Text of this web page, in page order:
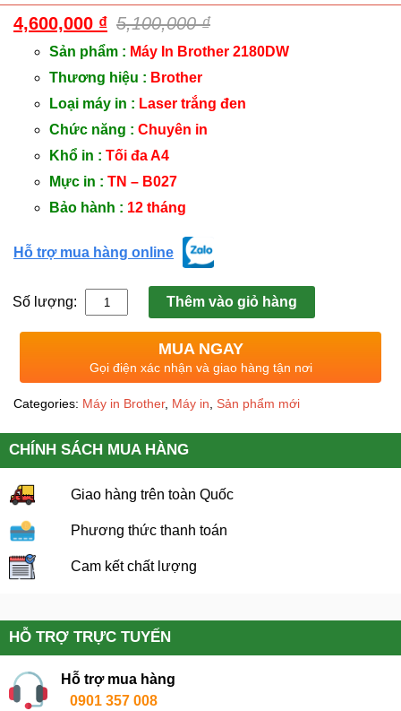
5,100,000₫
4,600,000 ₫
Sản phẩm : Máy In Brother 2180DW
Thương hiệu : Brother
Loại máy in : Laser trắng đen
Chức năng : Chuyên in
Khổ in : Tối đa A4
Mực in : TN – B027
Bảo hành : 12 tháng
Hỗ trợ mua hàng online
Số lượng: Thêm vào giỏ hàng
MUA NGAY
Gọi điện xác nhận và giao hàng tận nơi
Categories: Máy in Brother, Máy in Sản phẩm mới
CHÍNH SÁCH MUA HÀNG
Giao hàng trên toàn Quốc
Phương thức thanh toán
Cam kết chất lượng
HỖ TRỢ TRỰC TUYẾN
Hỗ trợ mua hàng
0901 357 008